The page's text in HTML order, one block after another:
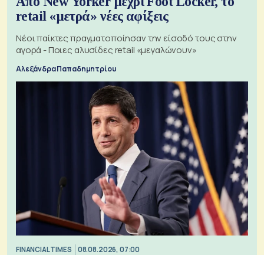
retail «μετρά» νέες αφίξεις
Νέοι παίκτες πραγματοποίησαν την είσοδό τους στην
αγορά - Ποιες αλυσίδες retail «μεγαλώνουν»
Αλεξάνδρα Παπαδημητρίου
FINANCIAL TIMES 08.08.2026, 07:00